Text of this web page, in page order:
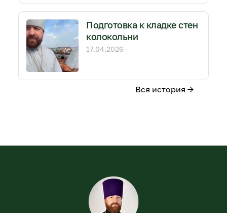
Подготовка к кладке стен
колокольни
17.04.2026
Вся история →